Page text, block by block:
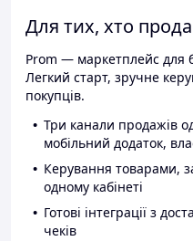
Для тих, хто
Prom — маркетплейс для
Легкий старт, зручне
покупців.
Три канали продажів
мобільний додаток,
Керування товарами,
одному кабінеті
Готові інтеграції з
чеків